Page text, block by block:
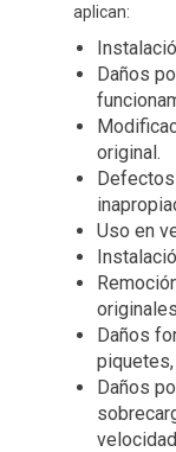
aplican:
Daños
original.
Uso en
Daños
piquetes,
Daños